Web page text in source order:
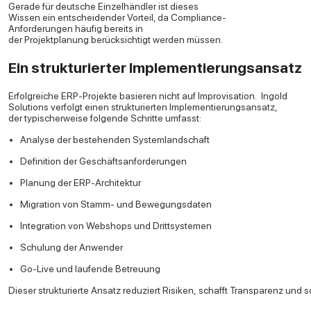
Gerade für deutsche Einzelhändler ist dieses
Wissen ein entscheidender Vorteil, da Compliance-
Anforderungen häufig bereits in
der Projektplanung berücksichtigt werden müssen.
Ein strukturierter Implementierungsansatz
Erfolgreiche ERP-Projekte basieren nicht auf Improvisation. Ingold
Solutions verfolgt einen strukturierten Implementierungsansatz,
der typischerweise folgende Schritte umfasst:
Analyse der bestehenden Systemlandschaft
Definition der Geschäftsanforderungen
Planung der ERP-Architektur
Migration von Stamm- und Bewegungsdaten
Integration von Webshops und Drittsystemen
Schulung der Anwender
Go-Live und laufende Betreuung
Dieser strukturierte Ansatz reduziert Risiken, schafft Transparenz